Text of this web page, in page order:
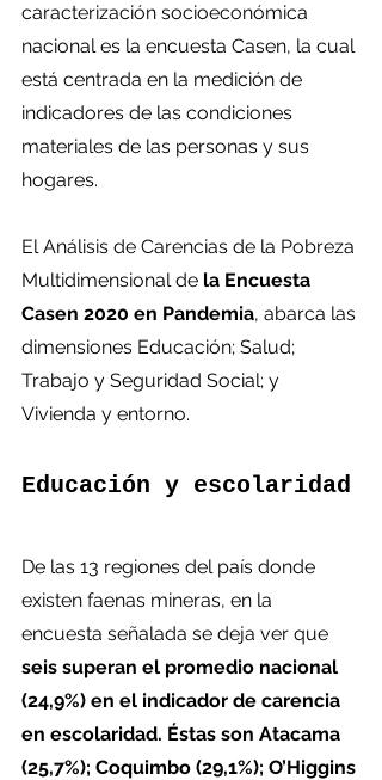
caracterización socioeconómica
nacional es la encuesta Casen, la cual
está centrada en la medición de
indicadores de las condiciones
materiales de las personas y sus
hogares.
El Análisis de Carencias de la Pobreza
Multidimensional de la Encuesta
Casen 2020 en Pandemia, abarca las
dimensiones Educación; Salud;
Trabajo y Seguridad Social; y
Vivienda y entorno.
Educación y escolaridad
De las 13 regiones del país donde
existen faenas mineras, en la
encuesta señalada se deja ver que
seis superan el promedio nacional
(24,9%) en el indicador de carencia
en escolaridad. Éstas son Atacama
(25,7%); Coquimbo (29,1%); O’Higgins